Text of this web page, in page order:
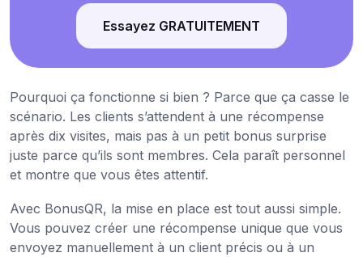
Essayez GRATUITEMENT
Pourquoi ça fonctionne si bien ? Parce que ça casse le
scénario. Les clients s’attendent à une récompense
après dix visites, mais pas à un petit bonus surprise
juste parce qu’ils sont membres. Cela paraît personnel
et montre que vous êtes attentif.
Avec BonusQR, la mise en place est tout aussi simple.
Vous pouvez créer une récompense unique que vous
envoyez manuellement à un client précis ou à un